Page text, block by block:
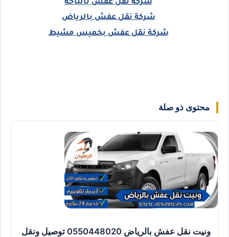
شركة نقل عفش بالباحة
شركة نقل عفش بالرياض
شركة نقل عفش بخميس مشيط
محتوى ذو صلة
ونيت نقل عفش بالرياض 0550448020 توصيل ونقل